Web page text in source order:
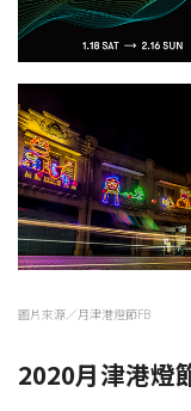
圖片來源／月津港燈節FB
2020月津港燈